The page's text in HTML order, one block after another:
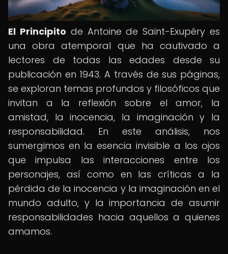
El Principito de Antoine de Saint-Exupéry es
una obra atemporal que ha cautivado a
lectores de todas las edades desde su
publicación en 1943. A través de sus páginas,
se exploran temas profundos y filosóficos que
invitan a la reflexión sobre el amor, la
amistad, la inocencia, la imaginación y la
responsabilidad. En este análisis, nos
sumergimos en la esencia invisible a los ojos
que impulsa las interacciones entre los
personajes, así como en las críticas a la
pérdida de la inocencia y la imaginación en el
mundo adulto, y la importancia de asumir
responsabilidades hacia aquellos a quienes
amamos.